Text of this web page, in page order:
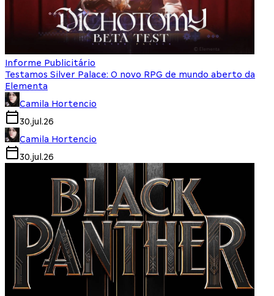
Informe Publicitário
Testamos Silver Palace: O novo RPG de mundo aberto da
Elementa
Camila Hortencio
30.jul.26
Camila Hortencio
30.jul.26